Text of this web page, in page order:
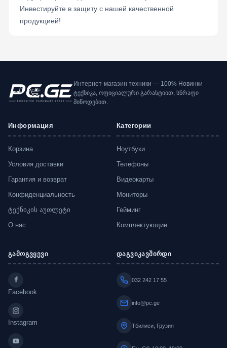
Инвестируйте в защиту с нашей качественной
продукцией!
Интернет-магазин техники — 100% Новинки
ტექნიკა, ოფიციალური გარანტიით, სწრაფი
მიწოდებით.
Информация
Корзина
Условия доставки
Гарантия и возврат
Конфиденциальность
ტექნიკის აუთლეტი
О нас
Категории
Ноутбуки
Телефоны
Видеокарты
Мониторы
Гейминг
Комплектующие
გამოგვყევი
Facebook
Instagram
დაგვიკავშირდი
032 242 17 55
info@pc.ge
Тбилиси, Грузия